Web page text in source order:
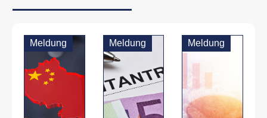
Meldung Meldung Meldung